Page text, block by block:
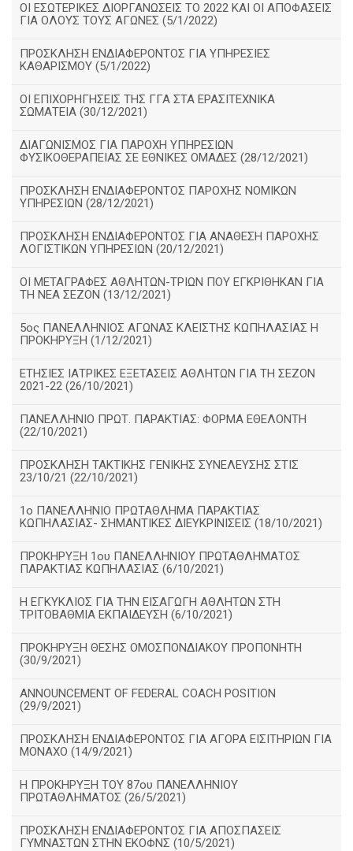
ΟΙ ΕΣΩΤΕΡΙΚΕΣ ΔΙΟΡΓΑΝΩΣΕΙΣ ΤΟ 2022 ΚΑΙ ΟΙ ΑΠΟΦΑΣΕΙΣ
ΓΙΑ ΟΛΟΥΣ ΤΟΥΣ ΑΓΩΝΕΣ (5/1/2022)
ΠΡΟΣΚΛΗΣΗ ΕΝΔΙΑΦΕΡΟΝΤΟΣ ΓΙΑ ΥΠΗΡΕΣΙΕΣ
ΚΑΘΑΡΙΣΜΟΥ (5/1/2022)
ΟΙ ΕΠΙΧΟΡΗΓΗΣΕΙΣ ΤΗΣ ΓΓΑ ΣΤΑ ΕΡΑΣΙΤΕΧΝΙΚΑ
ΣΩΜΑΤΕΙΑ (30/12/2021)
ΔΙΑΓΩΝΙΣΜΟΣ ΓΙΑ ΠΑΡΟΧΗ ΥΠΗΡΕΣΙΩΝ
ΦΥΣΙΚΟΘΕΡΑΠΕΙΑΣ ΣΕ ΕΘΝΙΚΕΣ ΟΜΑΔΕΣ (28/12/2021)
ΠΡΟΣΚΛΗΣΗ ΕΝΔΙΑΦΕΡΟΝΤΟΣ ΠΑΡΟΧΗΣ ΝΟΜΙΚΩΝ
ΥΠΗΡΕΣΙΩΝ (28/12/2021)
ΠΡΟΣΚΛΗΣΗ ΕΝΔΙΑΦΕΡΟΝΤΟΣ ΓΙΑ ΑΝΑΘΕΣΗ ΠΑΡΟΧΗΣ
ΛΟΓΙΣΤΙΚΩΝ ΥΠΗΡΕΣΙΩΝ (20/12/2021)
ΟΙ ΜΕΤΑΓΡΑΦΕΣ ΑΘΛΗΤΩΝ-ΤΡΙΩΝ ΠΟΥ ΕΓΚΡΙΘΗΚΑΝ ΓΙΑ
ΤΗ ΝΕΑ ΣΕΖΟΝ (13/12/2021)
5ος ΠΑΝΕΛΛΗΝΙΟΣ ΑΓΩΝΑΣ ΚΛΕΙΣΤΗΣ ΚΩΠΗΛΑΣΙΑΣ Η
ΠΡΟΚΗΡΥΞΗ (1/12/2021)
ΕΤΗΣΙΕΣ ΙΑΤΡΙΚΕΣ ΕΞΕΤΑΣΕΙΣ ΑΘΛΗΤΩΝ ΓΙΑ ΤΗ ΣΕΖΟΝ
2021-22 (26/10/2021)
ΠΑΝΕΛΛΗΝΙΟ ΠΡΩΤ. ΠΑΡΑΚΤΙΑΣ: ΦΟΡΜΑ ΕΘΕΛΟΝΤΗ
(22/10/2021)
ΠΡΟΣΚΛΗΣΗ ΤΑΚΤΙΚΗΣ ΓΕΝΙΚΗΣ ΣΥΝΕΛΕΥΣΗΣ ΣΤΙΣ
23/10/21 (22/10/2021)
1ο ΠΑΝΕΛΛΗΝΙΟ ΠΡΩΤΑΘΛΗΜΑ ΠΑΡΑΚΤΙΑΣ
ΚΩΠΗΛΑΣΙΑΣ- ΣΗΜΑΝΤΙΚΕΣ ΔΙΕΥΚΡΙΝΙΣΕΙΣ (18/10/2021)
ΠΡΟΚΗΡΥΞΗ 1ου ΠΑΝΕΛΛΗΝΙΟΥ ΠΡΩΤΑΘΛΗΜΑΤΟΣ
ΠΑΡΑΚΤΙΑΣ ΚΩΠΗΛΑΣΙΑΣ (6/10/2021)
Η ΕΓΚΥΚΛΙΟΣ ΓΙΑ ΤΗΝ ΕΙΣΑΓΩΓΗ ΑΘΛΗΤΩΝ ΣΤΗ
ΤΡΙΤΟΒΑΘΜΙΑ ΕΚΠΑΙΔΕΥΣΗ (6/10/2021)
ΠΡΟΚΗΡΥΞΗ ΘΕΣΗΣ ΟΜΟΣΠΟΝΔΙΑΚΟΥ ΠΡΟΠΟΝΗΤΗ
(30/9/2021)
ANNOUNCEMENT OF FEDERAL COACH POSITION
(29/9/2021)
ΠΡΟΣΚΛΗΣΗ ΕΝΔΙΑΦΕΡΟΝΤΟΣ ΓΙΑ ΑΓΟΡΑ ΕΙΣΙΤΗΡΙΩΝ ΓΙΑ
ΜΟΝΑΧΟ (14/9/2021)
Η ΠΡΟΚΗΡΥΞΗ ΤΟΥ 87ου ΠΑΝΕΛΛΗΝΙΟΥ
ΠΡΩΤΑΘΛΗΜΑΤΟΣ (26/5/2021)
ΠΡΟΣΚΛΗΣΗ ΕΝΔΙΑΦΕΡΟΝΤΟΣ ΓΙΑ ΑΠΟΣΠΑΣΕΙΣ
ΓΥΜΝΑΣΤΩΝ ΣΤΗΝ ΕΚΟΦΝΣ (10/5/2021)